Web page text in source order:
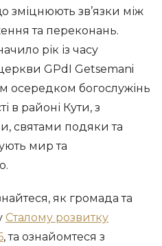
зміцнюють зв’язки між
та переконань.
рік із часу
церкви GPdI Getsemani
осередком богослужінь
в районі Кути, з
святами подяки та
мир та
як громада та
Сталому розвитку
, та ознайомтеся з